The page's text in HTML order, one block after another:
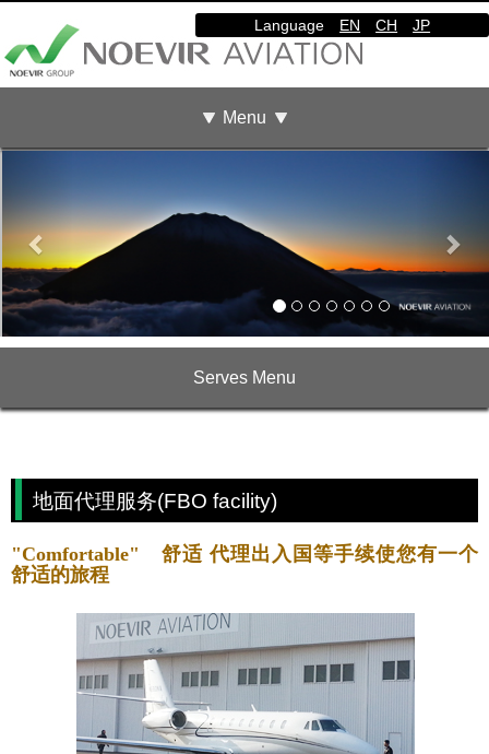
Language EN CH JP
Menu
Serves Menu
地面代理服务(FBO facility)
"Comfortable" 舒适 代理出入国等手续使您有一个
舒适的旅程